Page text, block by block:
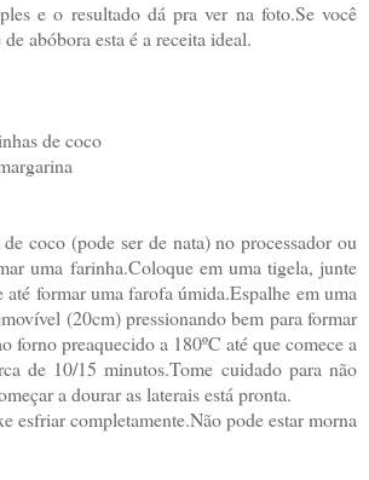
e o resultado dá pra ver na foto.Se você
abóbora esta é a receita ideal.
de coco
coco (pode ser de nata) no processador ou
uma farinha.Coloque em uma tigela, junte
até formar uma farofa úmida.Espalhe em uma
(20cm) pressionando bem para formar
forno preaquecido a 180ºC até que comece a
de 10/15 minutos.Tome cuidado para não
a dourar as laterais está pronta.
esfriar completamente.Não pode estar morna